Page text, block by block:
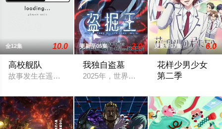
全12集 10.0
高校舰队
故事发生在遥远的未来，彼时，大陆板块的活动令海水渐渐淹
更新至05集 2.0
我独自盗墓
2025年，世界各处惊现古墓，获得墓中“
更新至07集 6.0
花样少男少女
第二季